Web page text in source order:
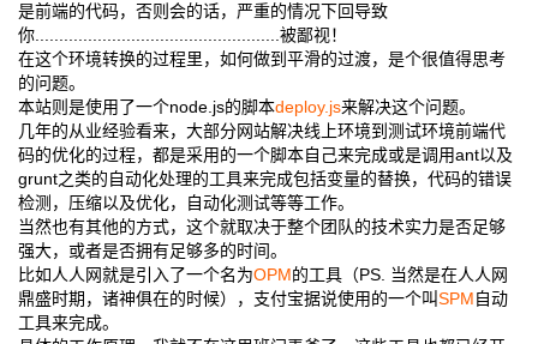
是前端的代码，否则会的话，严重的情况下回导致
你...................................................被鄙视！
在这个环境转换的过程里，如何做到平滑的过渡，是个很值得思考
的问题。
本站则是使用了一个node.js的脚本deploy.js来解决这个问题。
几年的从业经验看来，大部分网站解决线上环境到测试环境前端代
码的优化的过程，都是采用的一个脚本自己来完成或是调用ant以及
grunt之类的自动化处理的工具来完成包括变量的替换，代码的错误
检测，压缩以及优化，自动化测试等等工作。
当然也有其他的方式，这个就取决于整个团队的技术实力是否足够
强大，或者是否拥有足够多的时间。
比如人人网就是引入了一个名为OPM的工具（PS. 当然是在人人网
鼎盛时期，诸神俱在的时候），支付宝据说使用的一个叫SPM自动
工具来完成。